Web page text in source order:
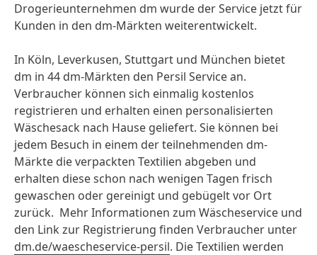
Drogerieunternehmen dm wurde der Service jetzt für
Kunden in den dm-Märkten weiterentwickelt.
In Köln, Leverkusen, Stuttgart und München bietet
dm in 44 dm-Märkten den Persil Service an.
Verbraucher können sich einmalig kostenlos
registrieren und erhalten einen personalisierten
Wäschesack nach Hause geliefert. Sie können bei
jedem Besuch in einem der teilnehmenden dm-
Märkte die verpackten Textilien abgeben und
erhalten diese schon nach wenigen Tagen frisch
gewaschen oder gereinigt und gebügelt vor Ort
zurück. Mehr Informationen zum Wäscheservice und
den Link zur Registrierung finden Verbraucher unter
dm.de/waescheservice-persil. Die Textilien werden